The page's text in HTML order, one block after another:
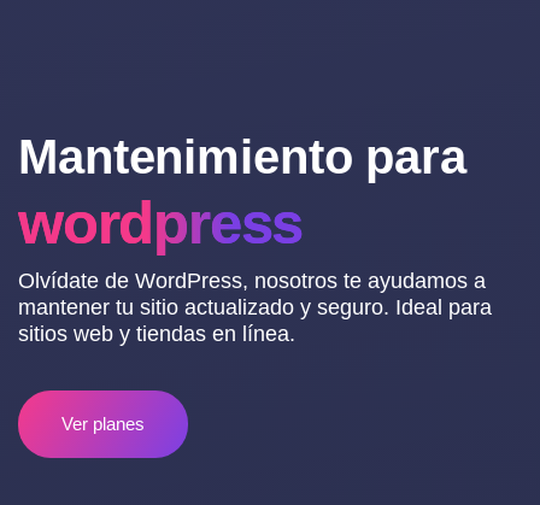
Mantenimiento para
wordpress
Olvídate de WordPress, nosotros te ayudamos a
mantener tu sitio actualizado y seguro. Ideal para
sitios web y tiendas en línea.
Ver planes